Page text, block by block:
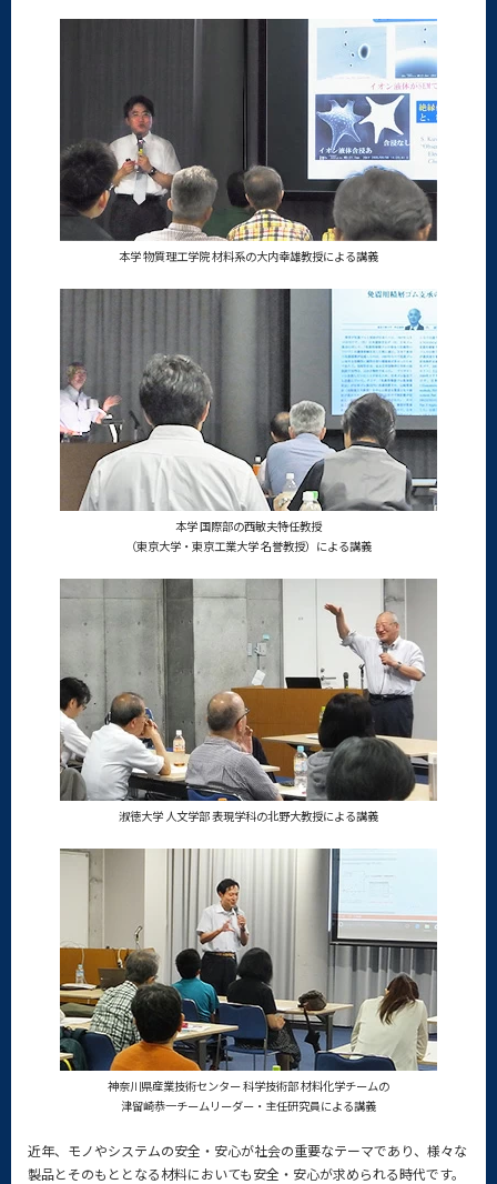
本学 物質理工学院 材料系の大内幸雄教授による講義
本学 国際部の西敏夫特任教授
（東京大学・東京工業大学 名誉教授）による講義
淑徳大学 人文学部 表現学科の北野大教授による講義
神奈川県産業技術センター 科学技術部 材料化学チームの
津留崎恭一チームリーダー・主任研究員による講義
近年、モノやシステムの安全・安心が社会の重要なテーマであり、様々な
製品とそのもととなる材料においても安全・安心が求められる時代です。